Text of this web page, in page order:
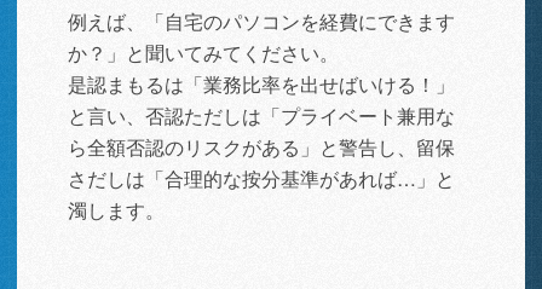
例えば、「自宅のパソコンを経費にできます
か？」と聞いてみてください。
是認まもるは「業務比率を出せばいける！」
と言い、否認ただしは「プライベート兼用な
ら全額否認のリスクがある」と警告し、留保
さだしは「合理的な按分基準があれば…」と
濁します。